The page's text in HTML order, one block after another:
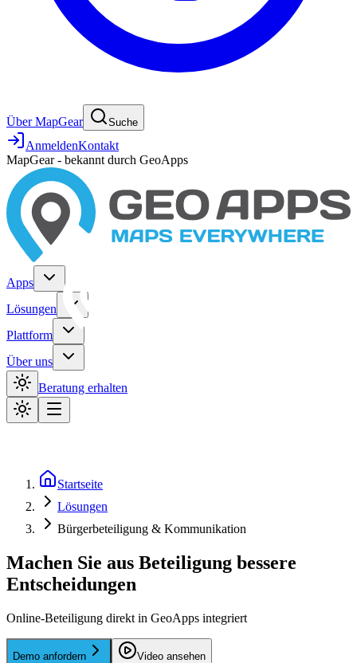
Über MapGear Suche
AnmeldenKontakt
MapGear - bekannt durch GeoApps
Apps
Lösungen
Plattform
Über uns
Beratung erhalten
Startseite
Lösungen
Bürgerbeteiligung & Kommunikation
Machen Sie aus Beteiligung bessere
Entscheidungen
Online-Beteiligung direkt in GeoApps integriert
Demo anfordern Video ansehen